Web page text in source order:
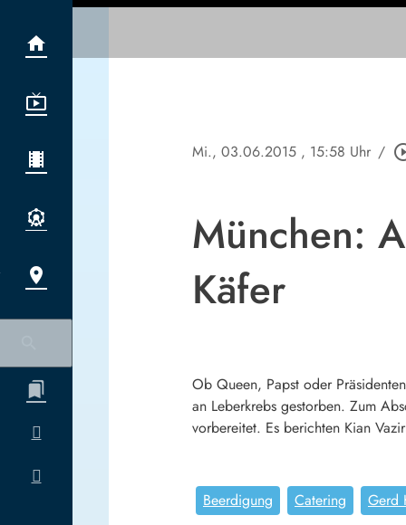
Mi., 03.06.2015 , 15:58 Uhr /
München:
Käfer
Ob Queen, Papst oder
an Leberkrebs gestorben. Zum
vorbereitet. Es berichten Kian
Beerdigung Catering Gerd